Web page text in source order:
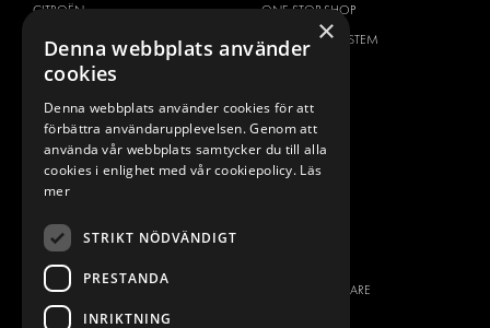
CITROËN
DACIA
FIAT
HYUNDAI
IVECO
MAN
MERCEDES
NISSAN
OPEL
ONE-STOP-SHOP
OM MODUL-SYSTEM
NYHETER
KONTAKT
BLI ÅTERFÖRSÄLJARE
×
Denna webbplats använder
cookies
Denna webbplats använder cookies för att
förbättra användarupplevelsen. Genom att
använda vår webbplats samtycker du till alla
cookies i enlighet med vår cookiepolicy. Läs
mer
STRIKT NÖDVÄNDIGT
PRESTANDA
INRIKTNING